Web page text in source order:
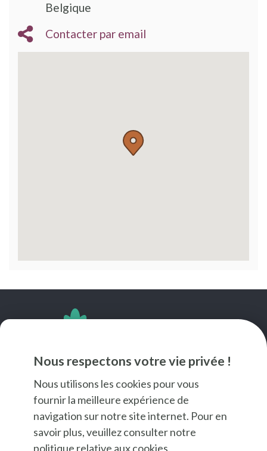
Nous respectons votre vie privée !
Nous utilisons les cookies pour vous
fournir la meilleure expérience de
navigation sur notre site internet. Pour en
savoir plus, veuillez consulter notre
politique relative aux cookies
Belgique
Contacter par email